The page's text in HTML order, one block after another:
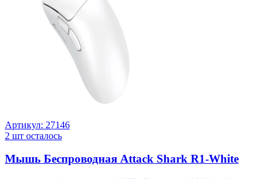
Артикул: 27146
2 шт осталось
Мышь Беспроводная Attack Shark R1-White